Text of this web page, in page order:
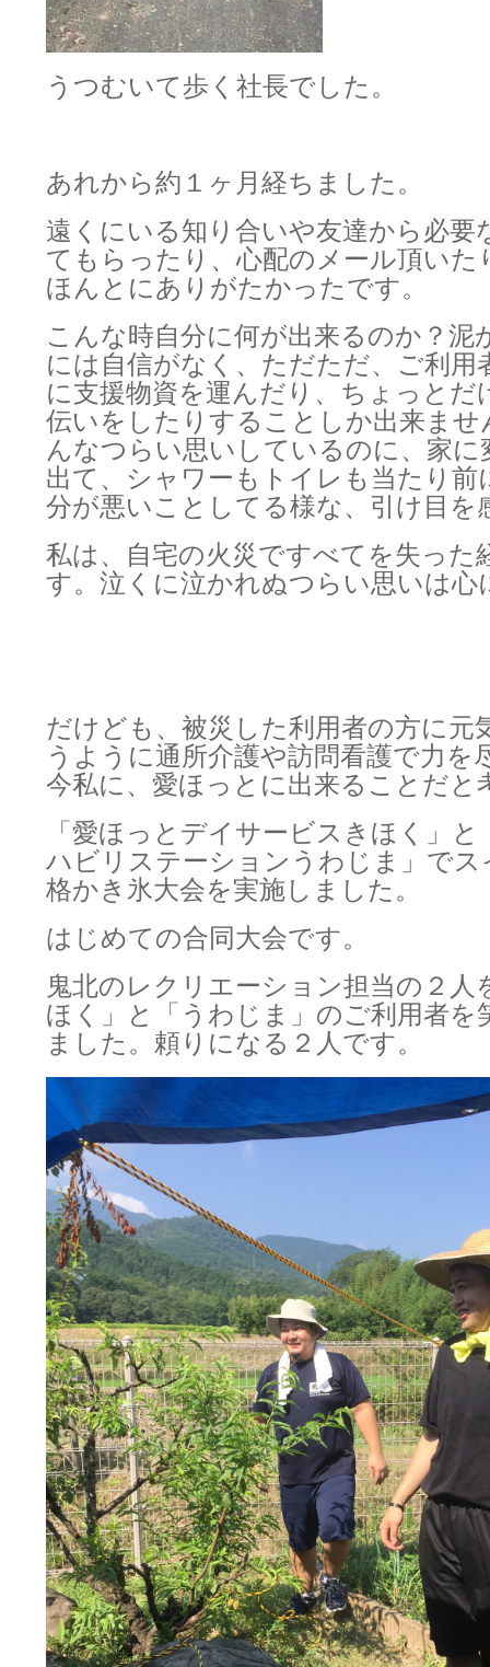
うつむいて歩く社長でした。
あれから約１ヶ月経ちました。
遠くにいる知り合いや友達から必要
てもらったり、心配のメール頂いた
ほんとにありがたかったです。
こんな時自分に何が出来るのか？泥
には自信がなく、ただただ、ご利用
に支援物資を運んだり、ちょっとだ
伝いをしたりすることしか出来ませ
んなつらい思いしているのに、家に
出て、シャワーもトイレも当たり前
分が悪いことしてる様な、引け目を
私は、自宅の火災ですべてを失った
す。泣くに泣かれぬつらい思いは心
だけども、被災した利用者の方に元
うように通所介護や訪問看護で力を
今私に、愛ほっとに出来ることだと
「愛ほっとデイサービスきほく」
ハビリステーションうわじま」でス
格かき氷大会を実施しました。
はじめての合同大会です。
鬼北のレクリエーション担当の２人
ほく」と「うわじま」のご利用者を
ました。頼りになる２人です。